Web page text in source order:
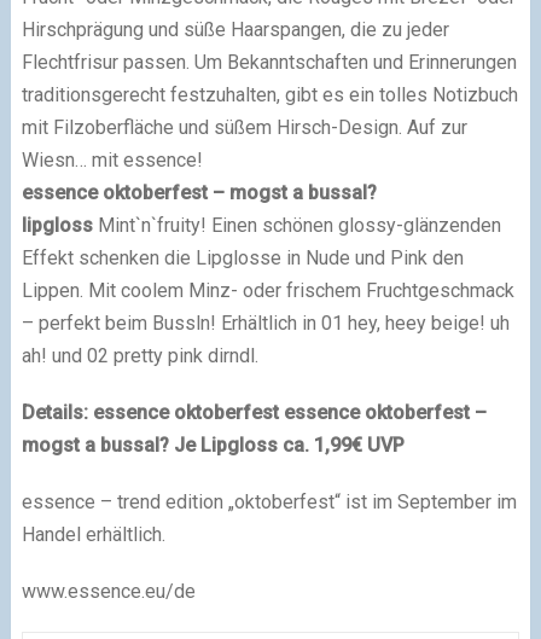
Hirschprägung und süße Haarspangen, die zu jeder
Flechtfrisur passen. Um Bekanntschaften und Erinnerungen
traditionsgerecht festzuhalten, gibt es ein tolles Notizbuch
mit Filzoberfläche und süßem Hirsch-Design. Auf zur
Wiesn… mit essence!
essence oktoberfest – mogst a bussal?
lipglossMint`n`fruity! Einen schönen glossy-glänzenden
Effekt schenken die Lipglosse in Nude und Pink den
Lippen. Mit coolem Minz- oder frischem Fruchtgeschmack
– perfekt beim Bussln! Erhältlich in 01 hey, heey beige! uh
ah! und 02 pretty pink dirndl.
Details: essence oktoberfest essence oktoberfest –
mogst a bussal? Je Lipgloss ca. 1,99€ UVP
essence – trend edition „oktoberfest“ ist im September im
Handel erhältlich.
www.essence.eu/de